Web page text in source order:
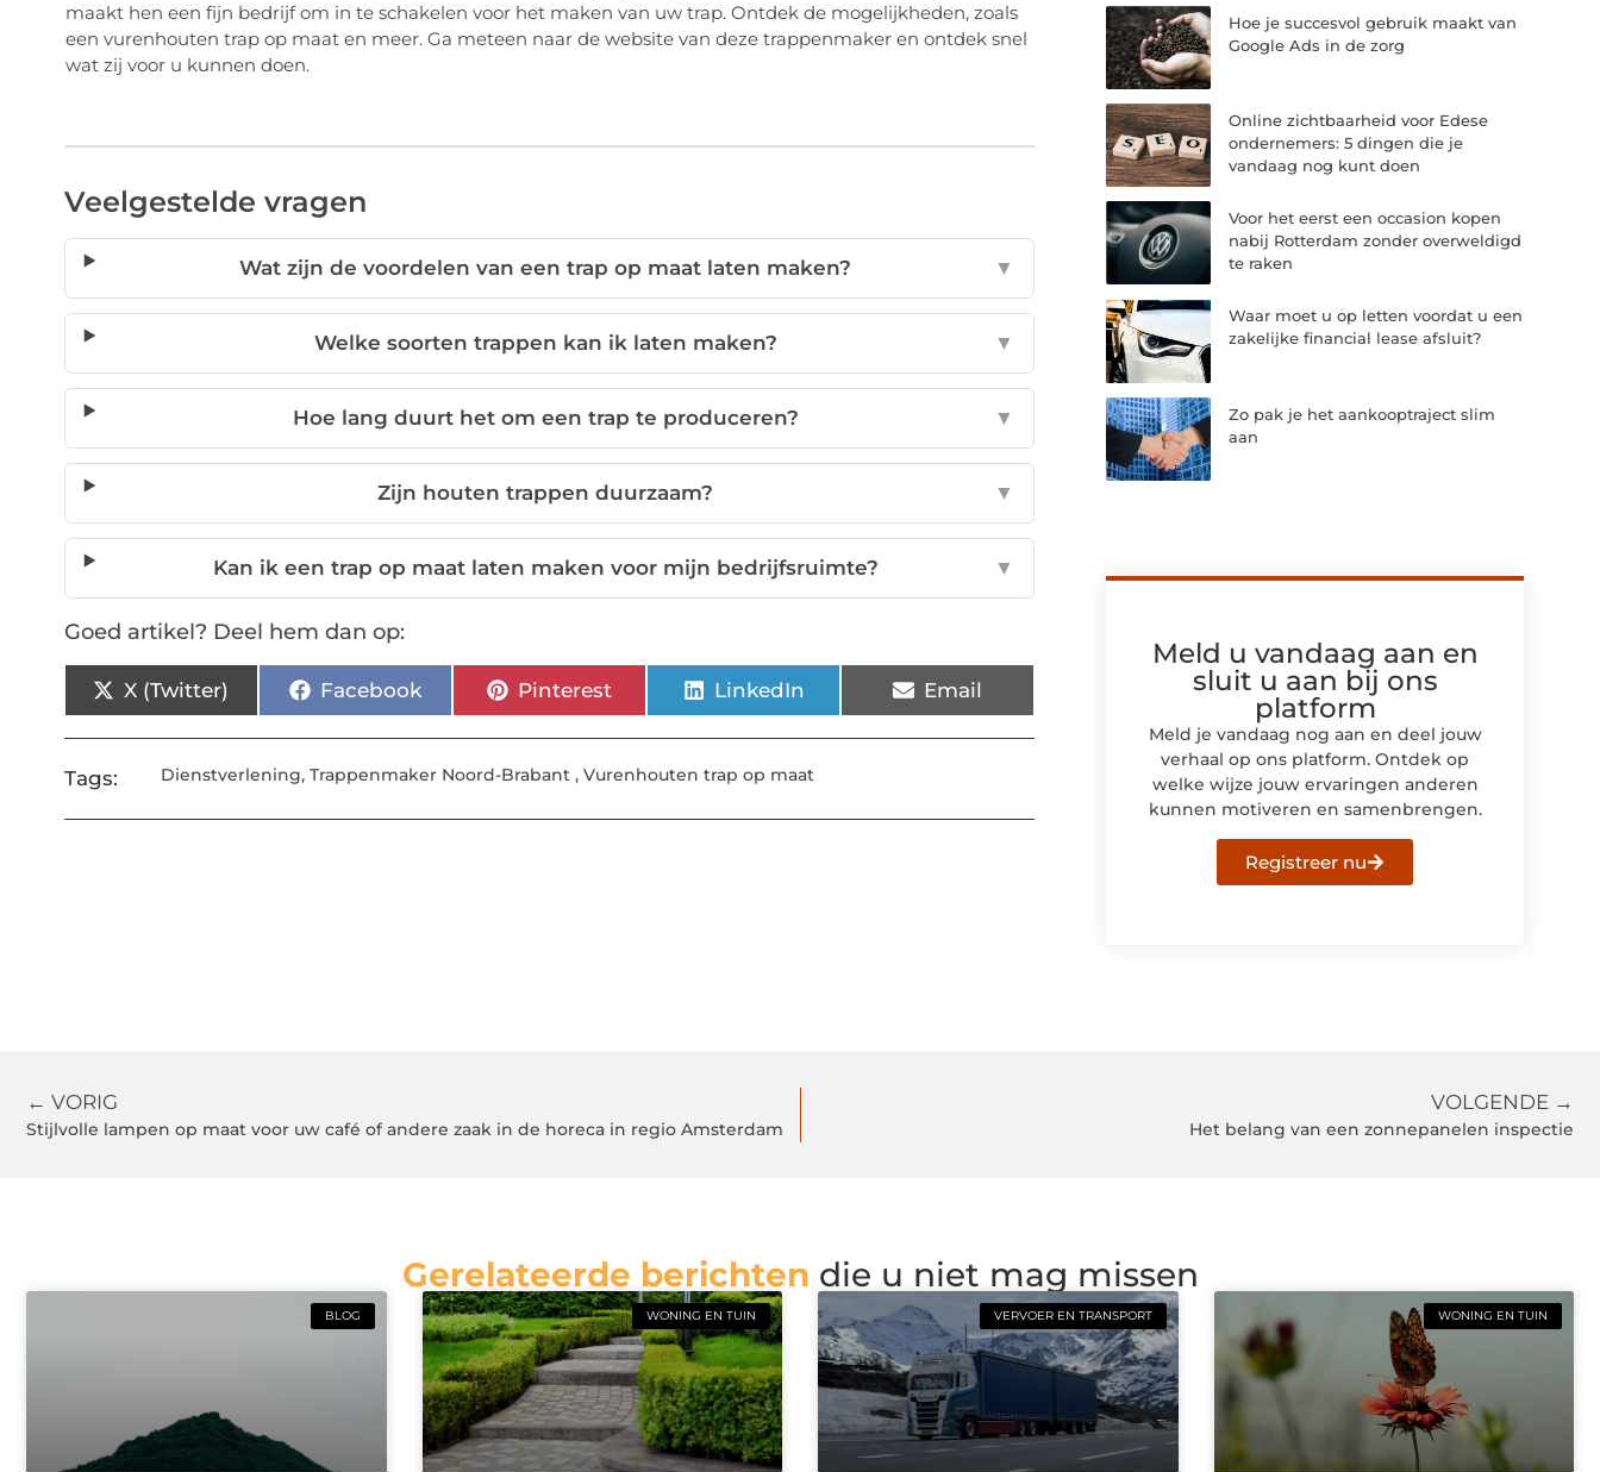
maakt hen een fijn bedrijf om in te schakelen voor het maken van uw trap. Ontdek de mogelijkheden, zoals
een vurenhouten trap op maat en meer. Ga meteen naar de website van deze trappenmaker en ontdek snel
wat zij voor u kunnen doen.
Veelgestelde vragen
Wat zijn de voordelen van een trap op maat laten maken? ▼
Welke soorten trappen kan ik laten maken? ▼
Hoe lang duurt het om een trap te produceren? ▼
Zijn houten trappen duurzaam? ▼
Kan ik een trap op maat laten maken voor mijn bedrijfsruimte? ▼
Goed artikel? Deel hem dan op:
X (Twitter) Facebook Pinterest LinkedIn Email
Tags: Dienstverlening,Trappenmaker Noord-Brabant ,Vurenhouten trap op maat
Hoe je succesvol gebruik maakt van
Google Ads in de zorg
Online zichtbaarheid voor Edese
ondernemers: 5 dingen die je
vandaag nog kunt doen
Voor het eerst een occasion kopen
nabij Rotterdam zonder overweldigd
te raken
Waar moet u op letten voordat u een
zakelijke financial lease afsluit?
Zo pak je het aankooptraject slim
aan
Meld u vandaag aan en
sluit u aan bij ons
platform
Meld je vandaag nog aan en deel jouw
verhaal op ons platform. Ontdek op
welke wijze jouw ervaringen anderen
kunnen motiveren en samenbrengen.
Registreer nu
← VORIG
Stijlvolle lampen op maat voor uw café of andere zaak in de horeca in regio Amsterdam
VOLGENDE →
Het belang van een zonnepanelen inspectie
Gerelateerde berichten die u niet mag missen
BLOG WONING EN TUIN VERVOER EN TRANSPORT WONING EN TUIN